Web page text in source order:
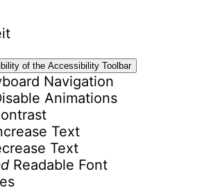
of the Accessibility Toolbar
Navigation
Animations
Text
Text
Readable Font